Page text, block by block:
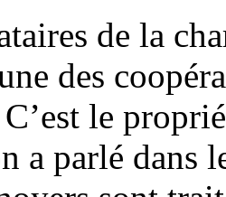
de la
des
le
a parlé dans